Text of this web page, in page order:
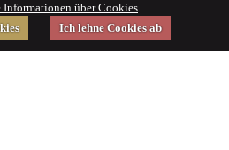
Informationen über Cookies
Ich lehne Cookies ab